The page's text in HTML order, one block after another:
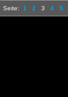
Seite: 1 2 3 4 5